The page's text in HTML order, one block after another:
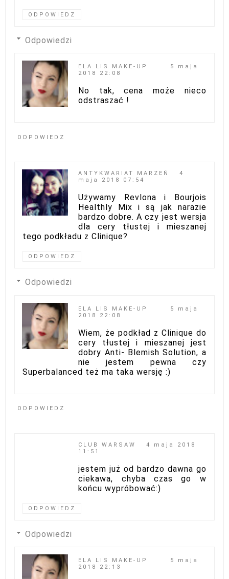
ODPOWIEDZ
Odpowiedzi
ELA LIS MAKE-UP
5 maja
2018 22:08
No tak, cena może nieco
odstraszać !
ODPOWIEDZ
ANTYKWARIAT MARZEŃ
4
maja 2018 07:54
Używamy Revlona i Bourjois
Healthly Mix i są jak narazie
bardzo dobre. A czy jest wersja
dla cery tłustej i mieszanej
tego podkładu z Clinique?
ODPOWIEDZ
Odpowiedzi
ELA LIS MAKE-UP
5 maja
2018 22:08
Wiem, że podkład z Clinique do
cery tłustej i mieszanej jest
dobry Anti- Blemish Solution, a
nie jestem pewna czy
Superbalanced też ma taka wersję :)
ODPOWIEDZ
CLUB WARSAW
4 maja 2018
11:51
jestem już od bardzo dawna go
ciekawa, chyba czas go w
końcu wypróbować:)
ODPOWIEDZ
Odpowiedzi
ELA LIS MAKE-UP
5 maja
2018 22:13